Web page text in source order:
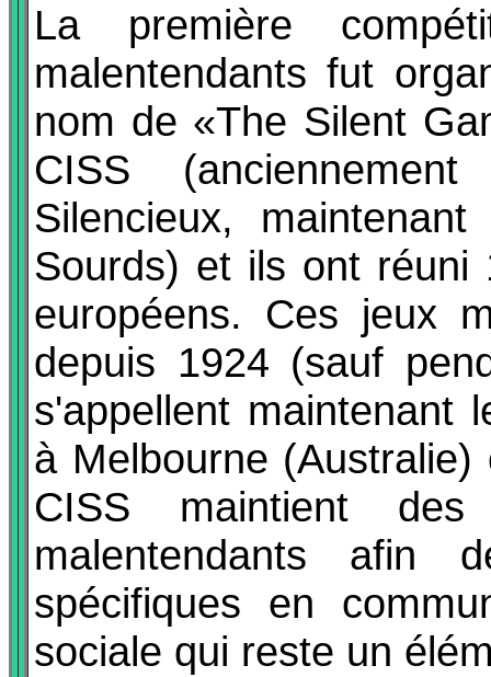
La première
malentendants fut
nom de «The Silent
CISS
Silencieux,
Sourds) et ils ont réuni
européens. Ces jeux
depuis 1924 (sauf
s'appellent maintenant
à Melbourne
CISS maintient
malentendants afin
spécifiques en
sociale qui reste un